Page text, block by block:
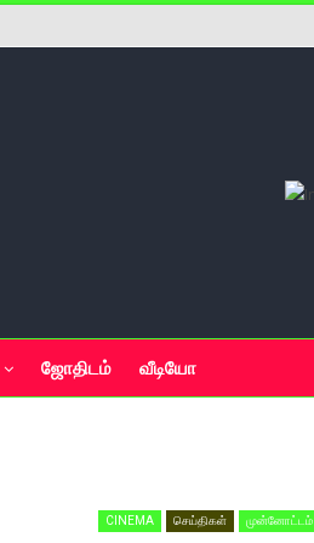
ஜோதிடம் வீடியோ
CINEMA செய்திகள் முன்னோட்டம்